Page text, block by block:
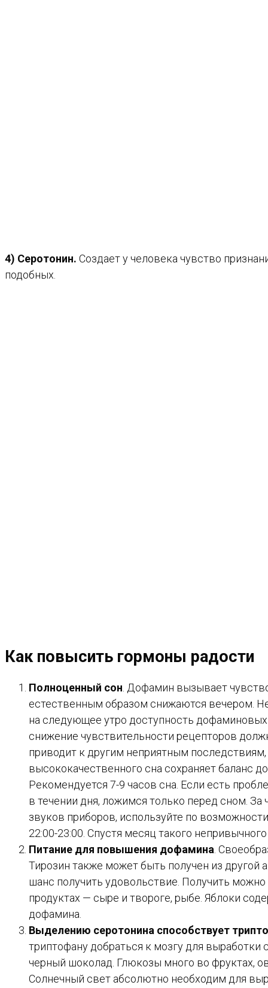
4) Серотонин. Создает у человека чувство
подобных.
Как повысить гормоны радости
Полноценный сон . Дофамин вызывает
естественным образом снижаются вечером.
на следующее утро доступность
снижение чувствительности рецепторов
приводит к другим неприятным
высококачественного сна сохраняет баланс
Рекомендуется 7-9 часов сна. Если есть
в течении дня, ложимся только перед сном.
звуков приборов, используйте по
22:00-23:00. Спустя месяц такого
Питание для повышения дофамина .
Тирозин также может быть получен из
шанс получить удовольствие. Получить
продуктах — сыре и твороге, рыбе. Яблоки
дофамина.
Выделению серотонина способствует
триптофану добраться к мозгу для
черный шоколад. Глюкозы много во фруктах,
Солнечный свет абсолютно необходим для